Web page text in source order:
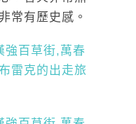
常有歷史感。